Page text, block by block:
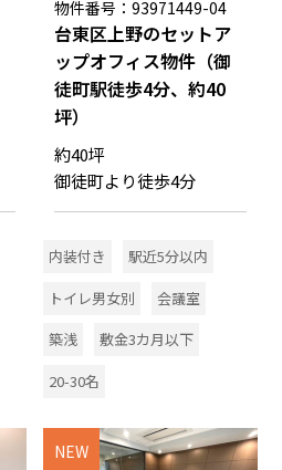
物件番号：93971449-04
台東区上野のセットア
ップオフィス物件（御
徒町駅徒歩4分、約40
坪）
約40坪
御徒町より徒歩4分
内装付き
駅近5分以内
トイレ男女別
会議室
築浅
敷金3カ月以下
20-30名
NEW